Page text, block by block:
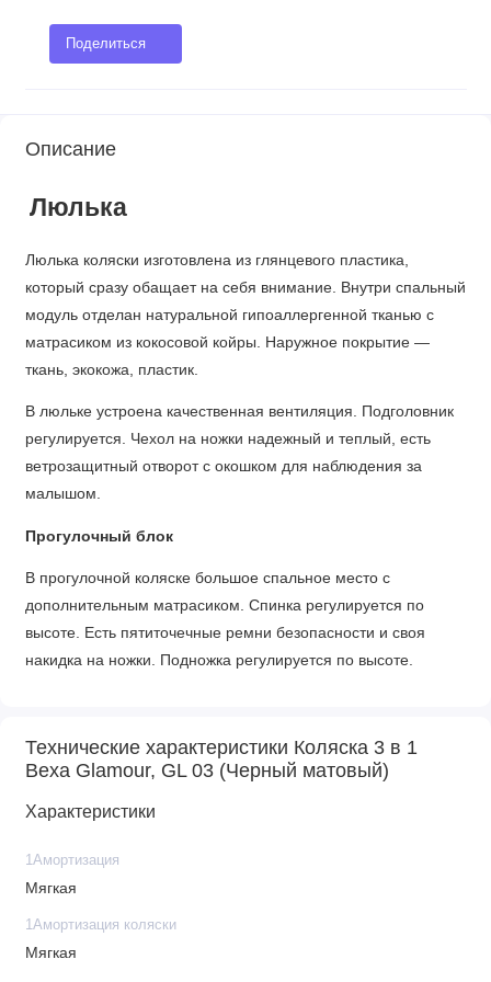
Поделиться
Описание
Люлька
Люлька коляски изготовлена из глянцевого пластика,
который сразу обащает на себя внимание. Внутри спальный
модуль отделан натуральной гипоаллергенной тканью с
матрасиком из кокосовой койры. Наружное покрытие —
ткань, экокожа, пластик.
В люльке устроена качественная вентиляция. Подголовник
регулируется. Чехол на ножки надежный и теплый, есть
ветрозащитный отворот с окошком для наблюдения за
малышом.
Прогулочный блок
В прогулочной коляске большое спальное место с
дополнительным матрасиком. Спинка регулируется по
высоте. Есть пятиточечные ремни безопасности и своя
накидка на ножки. Подножка регулируется по высоте.
Рама легкая, алюминиевая, черного цвета с золотыми
элементами, она легко складывается до компактных
Передние колеса вращаются на 360 градусов либо
блокируются для строго прямого движения. На передних
колесах также стоит система «антишок».
Технические характеристики Коляска 3 в 1
Bexa Glamour, GL 03 (Черный матовый)
Характеристики
1Амортизация
Мягкая
1Амортизация коляски
Мягкая